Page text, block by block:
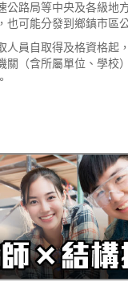
公路局等中央及各級地
也可能分發到鄉鎮市區
人員自取得及格資格起
關（含所屬單位、學校